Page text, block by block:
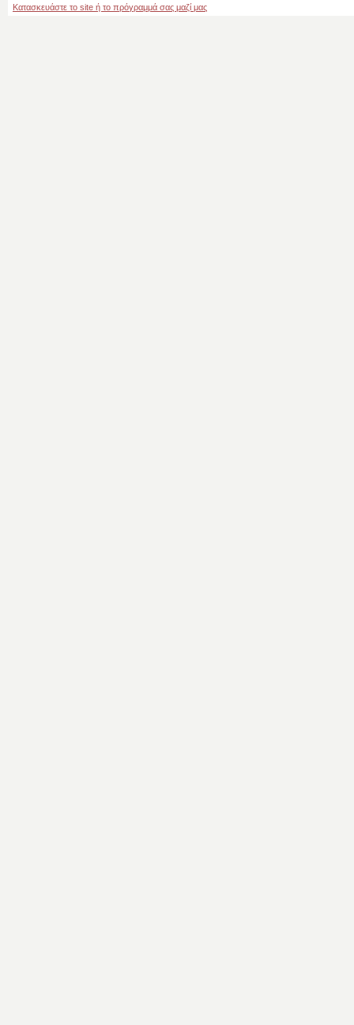
Κατασκευάστε το site ή το πρόγραμμά σας μαζί μας